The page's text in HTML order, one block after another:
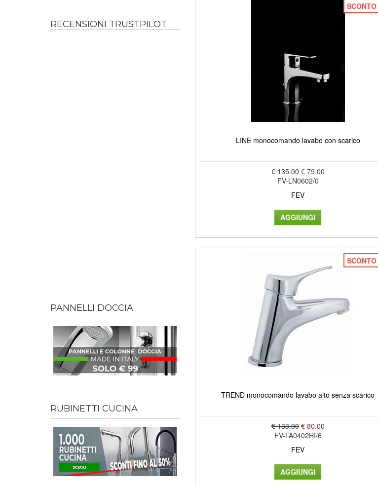
RECENSIONI TRUSTPILOT
PANNELLI DOCCIA
RUBINETTI CUCINA
LINE monocomando lavabo con scarico
€ 135.00 € 79.00
FV-LN0602/0
FEV
TREND monocomando lavabo alto senza scarico
€ 133.00 € 80.00
FV-TA0402HI/6
FEV